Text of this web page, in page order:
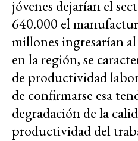
jóvenes dejarían el
640.000 el
millones ingresarían
en la región, se
de productividad
de confirmarse esa
degradación de la
productividad del